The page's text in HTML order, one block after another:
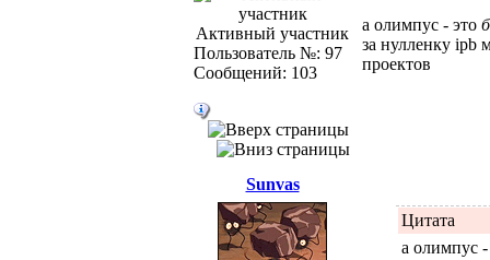
Активный участник
Пользователь №: 97
Сообщений: 103
а олимпус - это
за нулленку ipb
проектов
Sunvas
Цитата
а олимпус